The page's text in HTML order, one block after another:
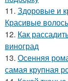
11. Здоровые и
Красивые
12. Как
виноград
13. Осенняя
самая крупная